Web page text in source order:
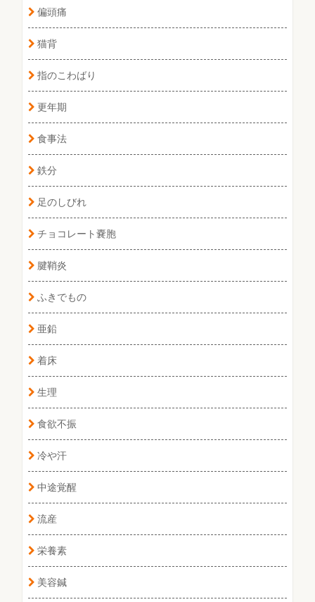
偏頭痛
猫背
指のこわばり
更年期
食事法
鉄分
足のしびれ
チョコレート嚢胞
腱鞘炎
ふきでもの
亜鉛
着床
生理
食欲不振
冷や汗
中途覚醒
流産
栄養素
美容鍼